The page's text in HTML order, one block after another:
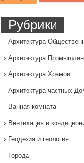
Рубрики
Архитектура
Архитектура
Архитектура Храмов
Архитектура частных
Ванная комната
Вентиляция и
Геодезия и геология
Города